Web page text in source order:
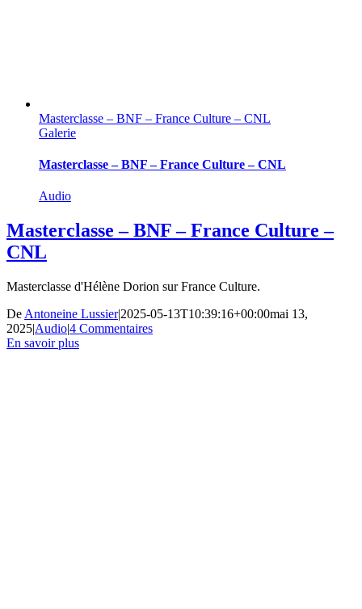
Masterclasse – BNF – France Culture – CNL
Galerie
Masterclasse – BNF – France Culture – CNL
Audio
Masterclasse – BNF – France Culture –
CNL
Masterclasse d'Hélène Dorion sur France Culture.
De Antoneine Lussier|2025-05-13T10:39:16+00:00mai 13,
2025|Audio|4 Commentaires
En savoir plus